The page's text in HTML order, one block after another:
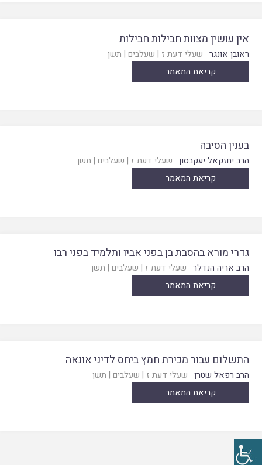
אין עושין מצוות חבילות חבילות
ראובן אונגר שעלי דעת ז | שעלבים | תשן
קריאת המאמר
בענין הסיבה
הרב יחזקאל יעקבסון שעלי דעת ז | שעלבים | תשן
קריאת המאמר
גדרי מורא בהסבת בן בפני אביו ותלמיד בפני רבו
הרב אריה הנדלר שעלי דעת ז | שעלבים | תשן
קריאת המאמר
התשלום עבור מכירת חמץ ביחס לדיני אונאה
הרב רפאל שטרן שעלי דעת ז | שעלבים | תשן
קריאת המאמר